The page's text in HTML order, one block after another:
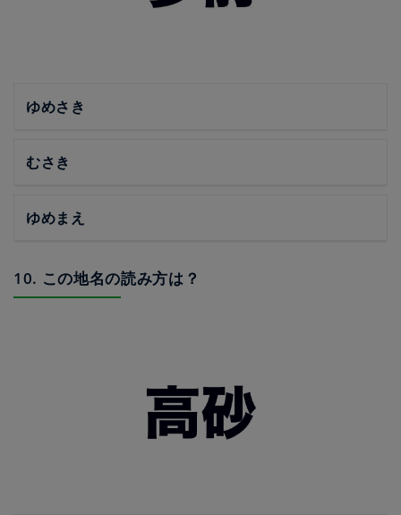
ゆめさき
むさき
ゆめまえ
10. この地名の読み方は？